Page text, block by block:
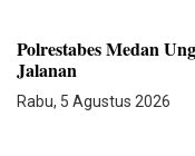
Polrestabes Medan
Jalanan
Rabu, 5 Agustus 2026